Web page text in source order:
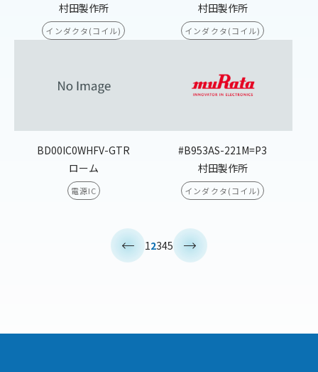
村田製作所
インダクタ(コイル)
村田製作所
インダクタ(コイル)
BD00IC0WHFV-GTR
ローム
電源IC
#B953AS-221M=P3
村田製作所
インダクタ(コイル)
12345